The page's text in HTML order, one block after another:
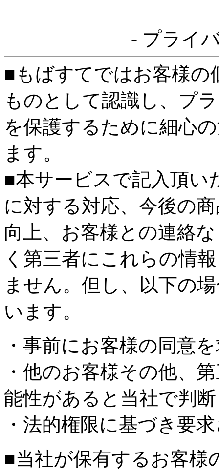
- プライ
■もばすてではお客様の
ものとして認識し、プ
を保護するために細心
ます。
■本サービスで記入頂い
に対する対応、今後の
向上、お客様との連絡
く第三者にこれらの情
ません。但し、以下の
います。
・事前にお客様の同意
・他のお客様その他、
能性があると当社で判
・法的権限に基づき要
■当社が保有するお客様